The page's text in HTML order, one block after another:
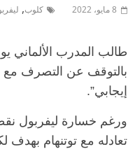
8 مايو، 2022 كلوب,
طالب المدرب الألماني
بالتوقف عن التصرف مع
إيجابي”.
ورغم خسارة ليفربول
تعادله مع توتنهام بهدف